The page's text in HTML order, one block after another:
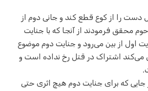
دست را از کوع قطع کند و جانی دوم از
محقق فرمودند از آنجا که با جنایت
اول از بین می‌رود و جنایت دوم موضوع
می‌کند اشتراک در قتل رخ نداده است و
که برای جنایت دوم هیچ اثری حتی